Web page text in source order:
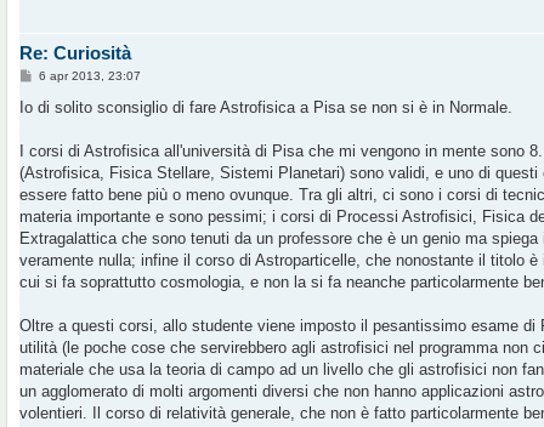
Re: Curiosità
M
s
g
i
o
6 apr 2013, 23:07
Io di solito sconsiglio di fare Astrofisica a Pisa se non si è in Normale.
I corsi di Astrofisica all'università di Pisa che mi vengono in mente sono
(Astrofisica, Fisica Stellare, Sistemi Planetari) sono validi, e uno di
essere fatto bene più o meno ovunque. Tra gli altri, ci sono i corsi di
materia importante e sono pessimi; i corsi di Processi Astrofisici, Fisica
Extragalattica che sono tenuti da un professore che è un genio ma
veramente nulla; infine il corso di Astroparticelle, che nonostante il titolo
cui si fa soprattutto cosmologia, e non la si fa neanche particolarmente
Oltre a questi corsi, allo studente viene imposto il pesantissimo esame di
utilità (le poche cose che servirebbero agli astrofisici nel programma non
materiale che usa la teoria di campo ad un livello che gli astrofisici non
un agglomerato di molti argomenti diversi che non hanno applicazioni
volentieri. Il corso di relatività generale, che non è fatto particolarmente